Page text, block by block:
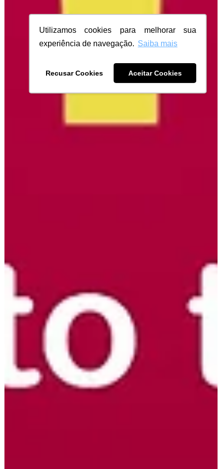
Utilizamos cookies para melhorar sua
experiência de navegação. Saiba mais
Recusar Cookies Aceitar Cookies